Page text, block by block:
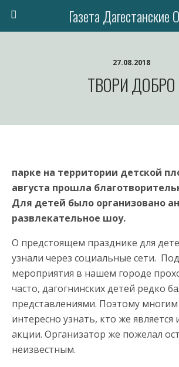
Газета Дагестанские
27.08.2018
ТВОРИ ДОБРО
парке на территории детской
августа прошла
Для детей было организовано
развлекательное шоу.
О предстоящем празднике для
узнали через социальные сети.
мероприятия в нашем городе
часто, дагогнинских детей редко
представлениями. Поэтому
интересно узнать, кто же
акции. Организатор же пожелал
неизвестным.